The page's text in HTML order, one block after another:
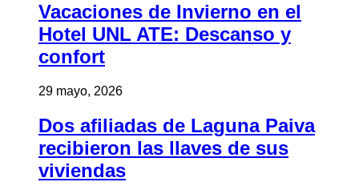
Vacaciones de Invierno en el
Hotel UNL ATE: Descanso y
confort
29 mayo, 2026
Dos afiliadas de Laguna Paiva
recibieron las llaves de sus
viviendas